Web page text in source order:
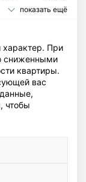
показать ещё
характер. При
сниженными
квартиры.
вас
чтобы